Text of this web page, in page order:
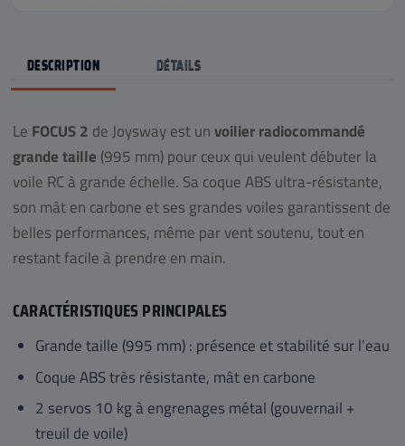
DESCRIPTION DÉTAILS
Le FOCUS 2 de Joysway est un voilier radiocommandé
grande taille (995 mm) pour ceux qui veulent débuter la
voile RC à grande échelle. Sa coque ABS ultra-résistante,
son mât en carbone et ses grandes voiles garantissent de
belles performances, même par vent soutenu, tout en
restant facile à prendre en main.
CARACTÉRISTIQUES PRINCIPALES
Grande taille (995 mm) : présence et stabilité sur l’eau
Coque ABS très résistante, mât en carbone
2 servos 10 kg à engrenages métal (gouvernail +
treuil de voile)